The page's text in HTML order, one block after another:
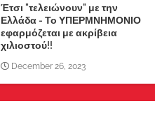
Έτσι "τελειώνουν" με την
Ελλάδα - Το ΥΠΕΡΜΝΗΜΟΝΙΟ
εφαρμόζεται με ακρίβεια
χιλιοστού!!
December 26, 2023